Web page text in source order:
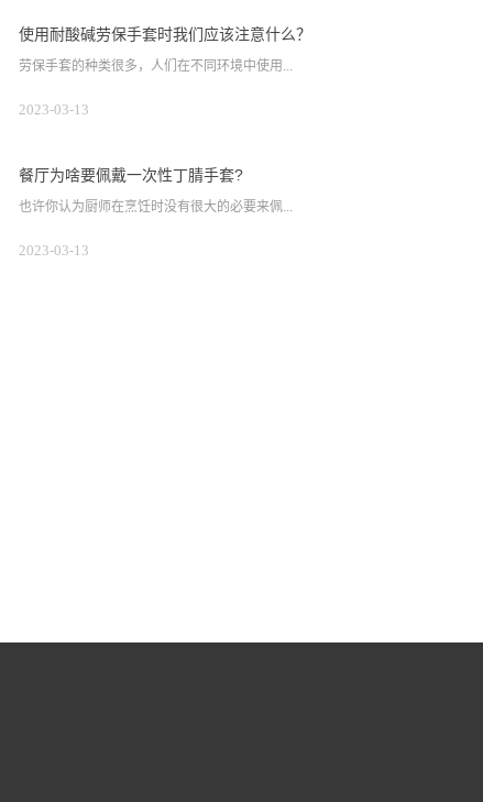
使用耐酸碱劳保手套时我们应该注意什么？
劳保手套的种类很多，人们在不同环境中使用...
2023-03-13
餐厅为啥要佩戴一次性丁腈手套?
也许你认为厨师在烹饪时没有很大的必要来佩...
2023-03-13